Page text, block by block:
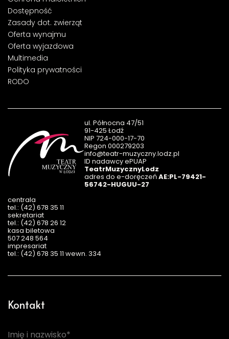
Dostępność
Zasady dot. zwierząt
Oferta wynajmu
Oferta wyjazdowa
Multimedia
Polityka prywatności
RODO
ul. Północna 47/51
91-425 Łodź
NIP 724-000-17-70
Regon 000279203
info@teatr-muzyczny.lodz.pl
ID nadawcy ePUAP
TeatrMuzycznyLodz
adres do e-doręczeńAE:PL-79421-
56742-HUGUU-27
centrala
tel.: (42) 678 35 11
sekretariat
tel.: (42) 678 26 12
kasa biletowa
507 248 564
impresariat
tel.: (42) 678 35 11 wewn. 334
Kontakt